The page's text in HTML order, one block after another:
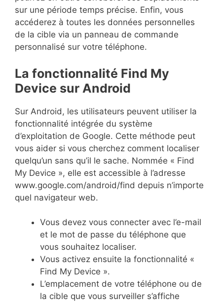
sur une période temps précise. Enfin, vous
accéderez à toutes les données personnelles
de la cible via un panneau de commande
personnalisé sur votre téléphone.
La fonctionnalité Find My
Device sur Android
Sur Android, les utilisateurs peuvent utiliser la
fonctionnalité intégrée du système
d’exploitation de Google. Cette méthode peut
vous aider si vous cherchez comment localiser
quelqu’un sans qu’il le sache. Nommée « Find
My Device », elle est accessible à l’adresse
www.google.com/android/find depuis n’importe
quel navigateur web.
Vous devez vous connecter avec l’e-mail
et le mot de passe du téléphone que
vous souhaitez localiser.
Vous activez ensuite la fonctionnalité «
Find My Device ».
L’emplacement de votre téléphone ou de
la cible que vous surveiller s’affiche